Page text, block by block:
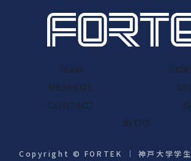
TEAM
MESSAGE
CONTACT
BLOG
Copyright © FORTEK ｜ 神戸大学学生